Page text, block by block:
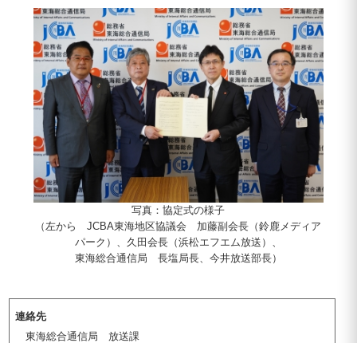
写真：協定式の様子
（左から JCBA東海地区協議会 加藤副会長（鈴鹿メディア
パーク）、久田会長（浜松エフエム放送）、
東海総合通信局 長塩局長、今井放送部長）
連絡先
東海総合通信局 放送課